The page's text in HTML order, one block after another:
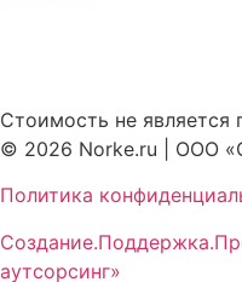
Стоимость не является
© 2026 Norke.ru | ООО
Политика
аутсорсинг»